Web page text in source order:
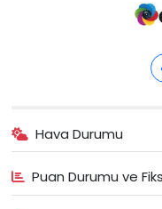
Hava Durumu
Puan Durumu ve